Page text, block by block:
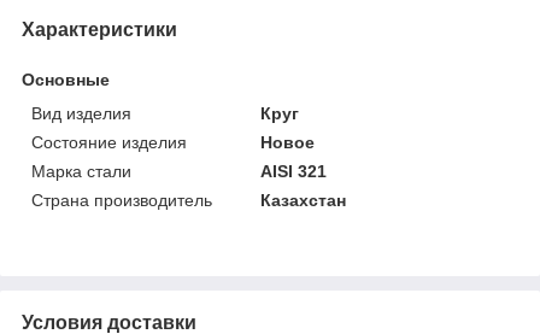
Характеристики
Основные
Вид изделия
Круг
Состояние изделия
Новое
Марка стали
AISI 321
Страна производитель
Казахстан
Условия доставки